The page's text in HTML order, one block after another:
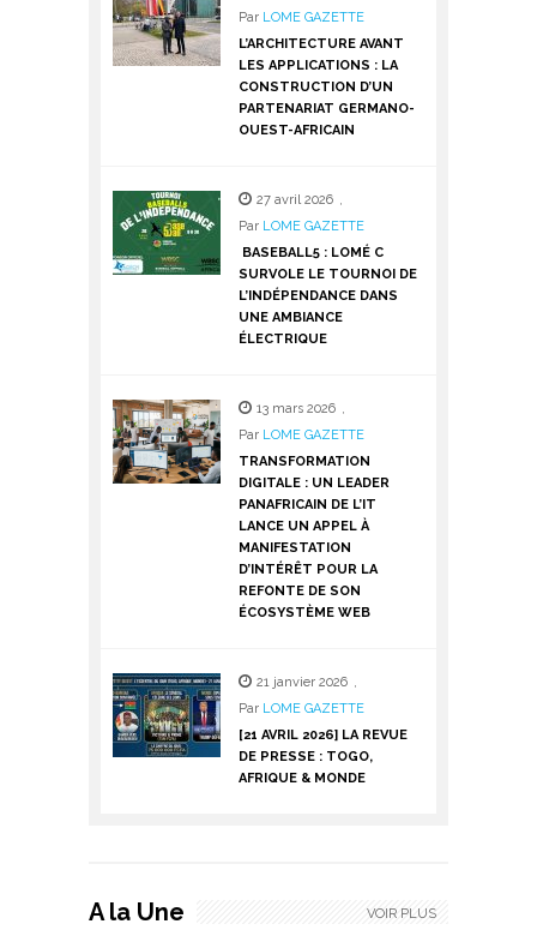
Par LOME GAZETTE
L’ARCHITECTURE AVANT
LES APPLICATIONS : LA
CONSTRUCTION D’UN
PARTENARIAT GERMANO-
OUEST-AFRICAIN
27 avril 2026 ,
Par LOME GAZETTE
BASEBALL5 : LOMÉ C
SURVOLE LE TOURNOI DE
L’INDÉPENDANCE DANS
UNE AMBIANCE
ÉLECTRIQUE
13 mars 2026 ,
Par LOME GAZETTE
TRANSFORMATION
DIGITALE : UN LEADER
PANAFRICAIN DE L’IT
LANCE UN APPEL À
MANIFESTATION
D’INTÉRÊT POUR LA
REFONTE DE SON
ÉCOSYSTÈME WEB
21 janvier 2026 ,
Par LOME GAZETTE
[21 AVRIL 2026] LA REVUE
DE PRESSE : TOGO,
AFRIQUE & MONDE
A la Une VOIR PLUS